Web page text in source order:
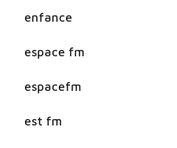
enfance
espace fm
espacefm
est fm